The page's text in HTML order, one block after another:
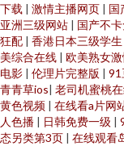
下载 | 激情主播网页 | 国
亚洲三级网站 | 国产不
狂配 | 香港日本三级学生
美综合在线 | 欧美熟女
电影 | 伦理片完整版 | 91
青青草ios| 老司机蜜桃
黄色视频 | 在线看a片网
人色播 | 日韩免费一级 |
态另类第3页 | 在线观看